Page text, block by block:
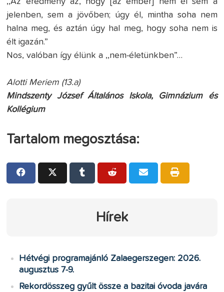
jelenben, sem a jövőben; úgy él, mintha soha nem
halna meg, és aztán úgy hal meg, hogy soha nem is
élt igazán.”
Nos, valóban így élünk a ,,nem-életünkben”…
Alotti Meriem (13.a)
Mindszenty József Általános Iskola, Gimnázium és
Kollégium
Tartalom megosztása:
Hírek
Hétvégi programajánló Zalaegerszegen: 2026.
augusztus 7-9.
Rekordösszeg gyűlt össze a bazitai óvoda javára